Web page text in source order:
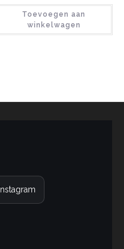
Toevoegen aan
winkelwagen
Instagram